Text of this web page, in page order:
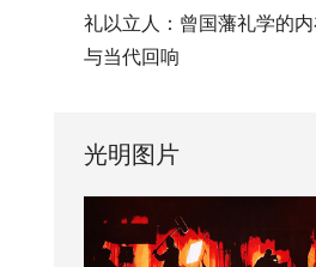
礼以立人：曾国藩礼学的
与当代回响
光明图片